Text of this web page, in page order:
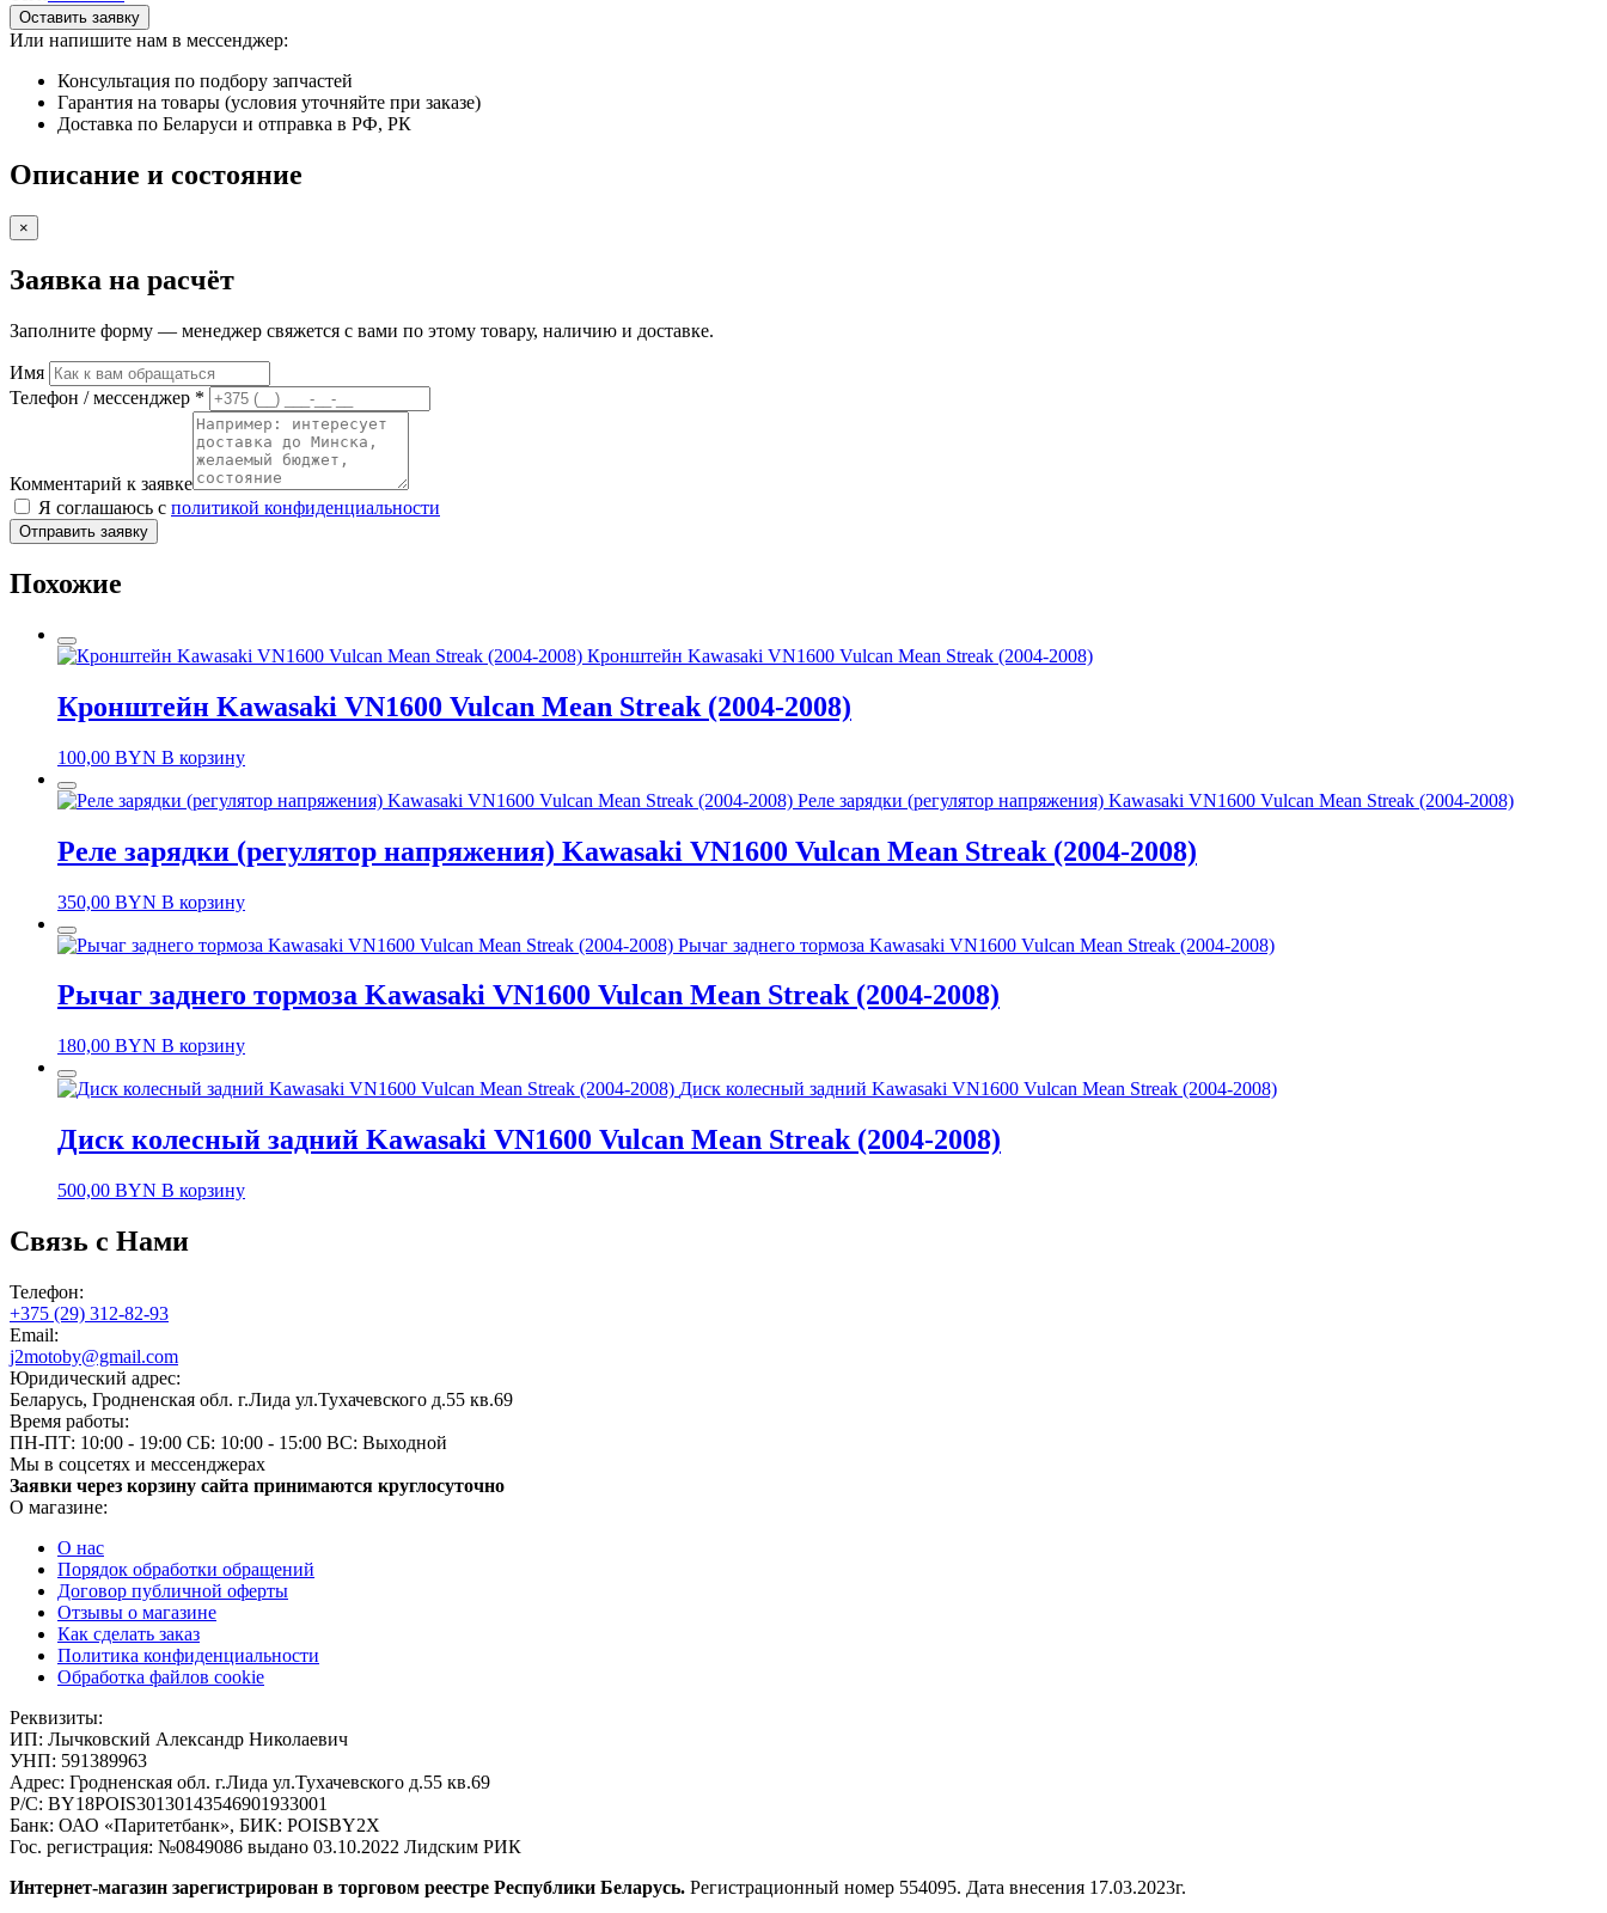
VN1600
Vulcan
Mean
(2004-
Оставить заявку
Или напишите нам в мессенджер:
Консультация по подбору запчастей
Гарантия на товары (условия уточняйте при заказе)
Доставка по Беларуси и отправка в РФ, РК
Описание и состояние
×
Заявка на расчёт
Заполните форму — менеджер свяжется с вами по этому товару, наличию и доставке.
Имя
Телефон / мессенджер *
Комментарий к заявке
Я соглашаюсь с политикой конфиденциальности
Отправить заявку
Похожие
Кронштейн Kawasaki VN1600 Vulcan Mean Streak (2004-2008)
Кронштейн Kawasaki VN1600 Vulcan Mean Streak (2004-2008)
100,00 BYN В корзину
Реле зарядки (регулятор напряжения) Kawasaki VN1600 Vulcan Mean Streak (2004-2008)
Реле зарядки (регулятор напряжения) Kawasaki VN1600 Vulcan Mean Streak (2004-2008)
350,00 BYN В корзину
Рычаг заднего тормоза Kawasaki VN1600 Vulcan Mean Streak (2004-2008)
Рычаг заднего тормоза Kawasaki VN1600 Vulcan Mean Streak (2004-2008)
180,00 BYN В корзину
Диск колесный задний Kawasaki VN1600 Vulcan Mean Streak (2004-2008)
Диск колесный задний Kawasaki VN1600 Vulcan Mean Streak (2004-2008)
500,00 BYN В корзину
Связь с Нами
Телефон:
+375 (29) 312-82-93
Email:
j2motoby@gmail.com
Юридический адрес:
Беларусь, Гродненская обл. г.Лида ул.Тухачевского д.55 кв.69
Время работы:
ПН-ПТ: 10:00 - 19:00 СБ: 10:00 - 15:00 ВС: Выходной
Мы в соцсетях и мессенджерах
Заявки через корзину сайта принимаются круглосуточно
О магазине:
О нас
Порядок обработки обращений
Договор публичной оферты
Отзывы о магазине
Как сделать заказ
Политика конфиденциальности
Обработка файлов cookie
Реквизиты:
ИП: Лычковский Александр Николаевич
УНП: 591389963
Адрес: Гродненская обл. г.Лида ул.Тухачевского д.55 кв.69
Р/С: BY18POIS30130143546901933001
Банк: ОАО «Паритетбанк», БИК: POISBY2X
Гос. регистрация: №0849086 выдано 03.10.2022 Лидским РИК
Интернет-магазин зарегистрирован в торговом реестре Республики Беларусь. Регистрационный номер 554095. Дата внесения 17.03.2023г.